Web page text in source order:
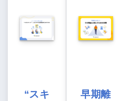
“スキ
早期離